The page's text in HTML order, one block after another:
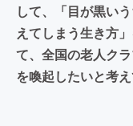
して、「目が黒い
えてしまう生き方
て、全国の老人ク
を喚起したいと考え